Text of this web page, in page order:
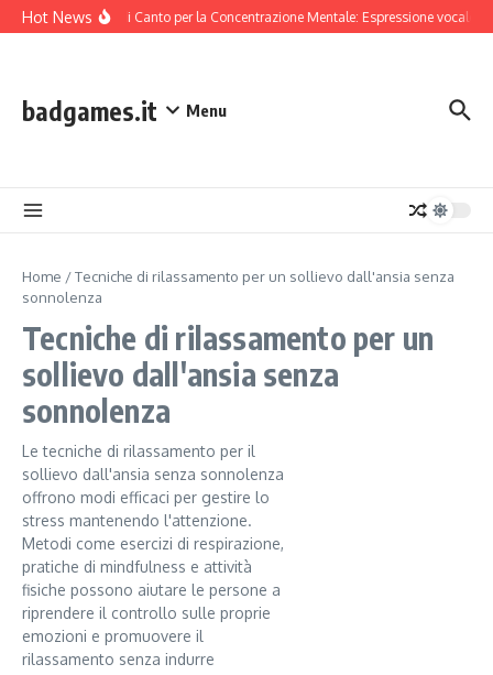
Skip to content
Hot News
Tecniche di Canto per la Concentrazione Mentale: Espressione vocale,
badgames.it Menu
Home /Tecniche di rilassamento per un sollievo dall'ansia senza
sonnolenza
Tecniche di rilassamento per un
sollievo dall'ansia senza
sonnolenza
Le tecniche di rilassamento per il
sollievo dall'ansia senza sonnolenza
offrono modi efficaci per gestire lo
stress mantenendo l'attenzione.
Metodi come esercizi di respirazione,
pratiche di mindfulness e attività
fisiche possono aiutare le persone a
riprendere il controllo sulle proprie
emozioni e promuovere il
rilassamento senza indurre